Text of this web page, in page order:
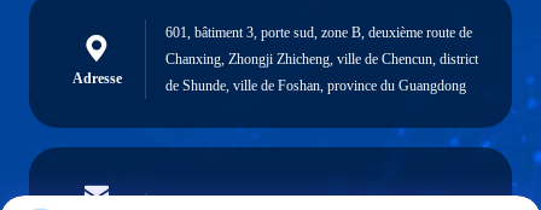
Adresse
601, bâtiment 3, porte sud, zone B, deuxième route de
Chanxing, Zhongji Zhicheng, ville de Chencun, district
de Shunde, ville de Foshan, province du Guangdong